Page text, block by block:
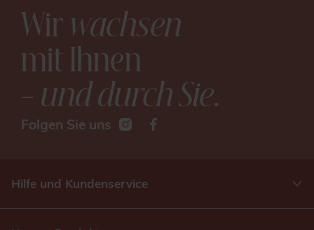
Wirwachsen
mit Ihnen
– und durch Sie.
Folgen Sie uns
Hilfe und Kundenservice